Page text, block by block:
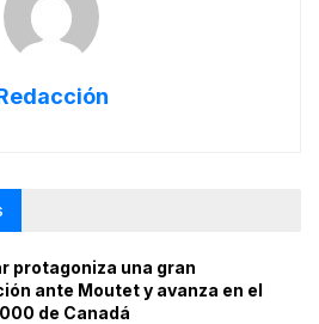
protagoniza una gran
ante Moutet y avanza en el
de Canadá